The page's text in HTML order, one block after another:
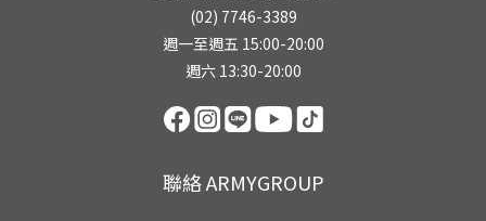
(02) 7746-3389
週一至週五 15:00-20:00
週六 13:30-20:00
聯絡 ARMYGROUP